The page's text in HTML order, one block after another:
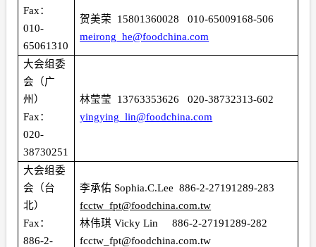
Fax：
010-
65061310
贺美荣 15801360028
010-65009168-506
meirong_he@foodchina.com
大会组委
会（广
州）
Fax：
020-
38730251
林莹莹 13763353626
020-38732313-602
yingying_lin@foodchina.com
大会组委
会（台
北）
Fax：
886-2-
李承佑 Sophia.C.Lee 886-2-27191289-283
fcctw_fpt@foodchina.com.tw
林伟琪 Vicky Lin
886-2-27191289-282
fcctw_fpt@foodchina.com.tw